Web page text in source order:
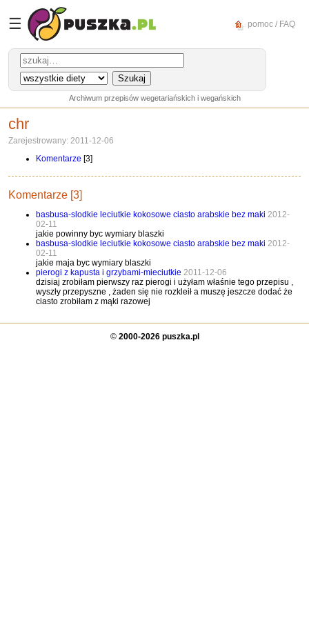
☰ pomoc / FAQ
Archiwum przepisów wegetariańskich i wegańskich
chr
Zarejestrowany: 2011-12-06
Komentarze [3]
Komentarze [3]
basbusa-slodkie leciutkie kokosowe ciasto arabskie bez maki 2012-
02-11
jakie powinny byc wymiary blaszki
basbusa-slodkie leciutkie kokosowe ciasto arabskie bez maki 2012-
02-11
jakie maja byc wymiary blaszki
pierogi z kapusta i grzybami-mieciutkie 2011-12-06
dzisiaj zrobiłam pierwszy raz pierogi i użyłam właśnie tego przepisu ,
wyszły przepyszne , żaden się nie rozkleił a muszę jeszcze dodać że
ciasto zrobiłam z mąki razowej
© 2000-2026 puszka.pl